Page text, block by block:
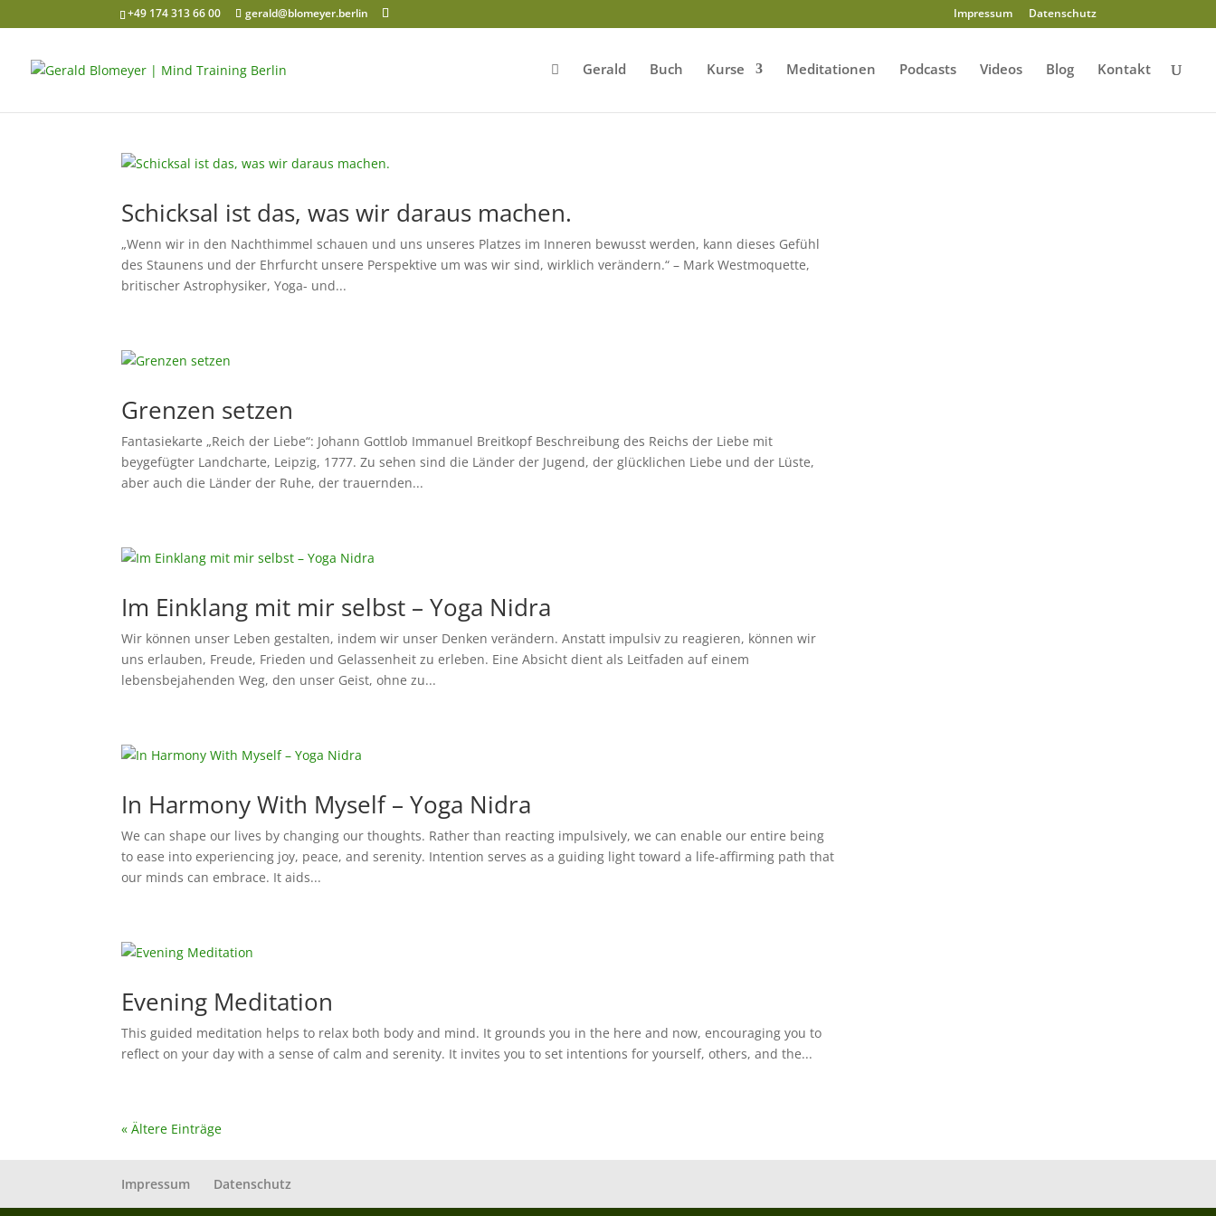
+49 174 313 66 00 gerald@blomeyer.berlin Impressum Datenschutz
Gerald Buch Kurse Meditationen Podcasts Videos Blog Kontakt
Schicksal ist das, was wir daraus machen.
„Wenn wir in den Nachthimmel schauen und uns unseres Platzes im Inneren bewusst werden, kann dieses Gefühl
des Staunens und der Ehrfurcht unsere Perspektive um was wir sind, wirklich verändern.“ – Mark Westmoquette,
britischer Astrophysiker, Yoga- und...
Grenzen setzen
Fantasiekarte „Reich der Liebe“: Johann Gottlob Immanuel Breitkopf Beschreibung des Reichs der Liebe mit
beygefügter Landcharte, Leipzig, 1777. Zu sehen sind die Länder der Jugend, der glücklichen Liebe und der Lüste,
aber auch die Länder der Ruhe, der trauernden...
Im Einklang mit mir selbst – Yoga Nidra
Wir können unser Leben gestalten, indem wir unser Denken verändern. Anstatt impulsiv zu reagieren, können wir
uns erlauben, Freude, Frieden und Gelassenheit zu erleben. Eine Absicht dient als Leitfaden auf einem
lebensbejahenden Weg, den unser Geist, ohne zu...
In Harmony With Myself – Yoga Nidra
We can shape our lives by changing our thoughts. Rather than reacting impulsively, we can enable our entire being
to ease into experiencing joy, peace, and serenity. Intention serves as a guiding light toward a life-affirming path that
our minds can embrace. It aids...
Evening Meditation
This guided meditation helps to relax both body and mind. It grounds you in the here and now, encouraging you to
reflect on your day with a sense of calm and serenity. It invites you to set intentions for yourself, others, and the...
« Ältere Einträge
Impressum Datenschutz